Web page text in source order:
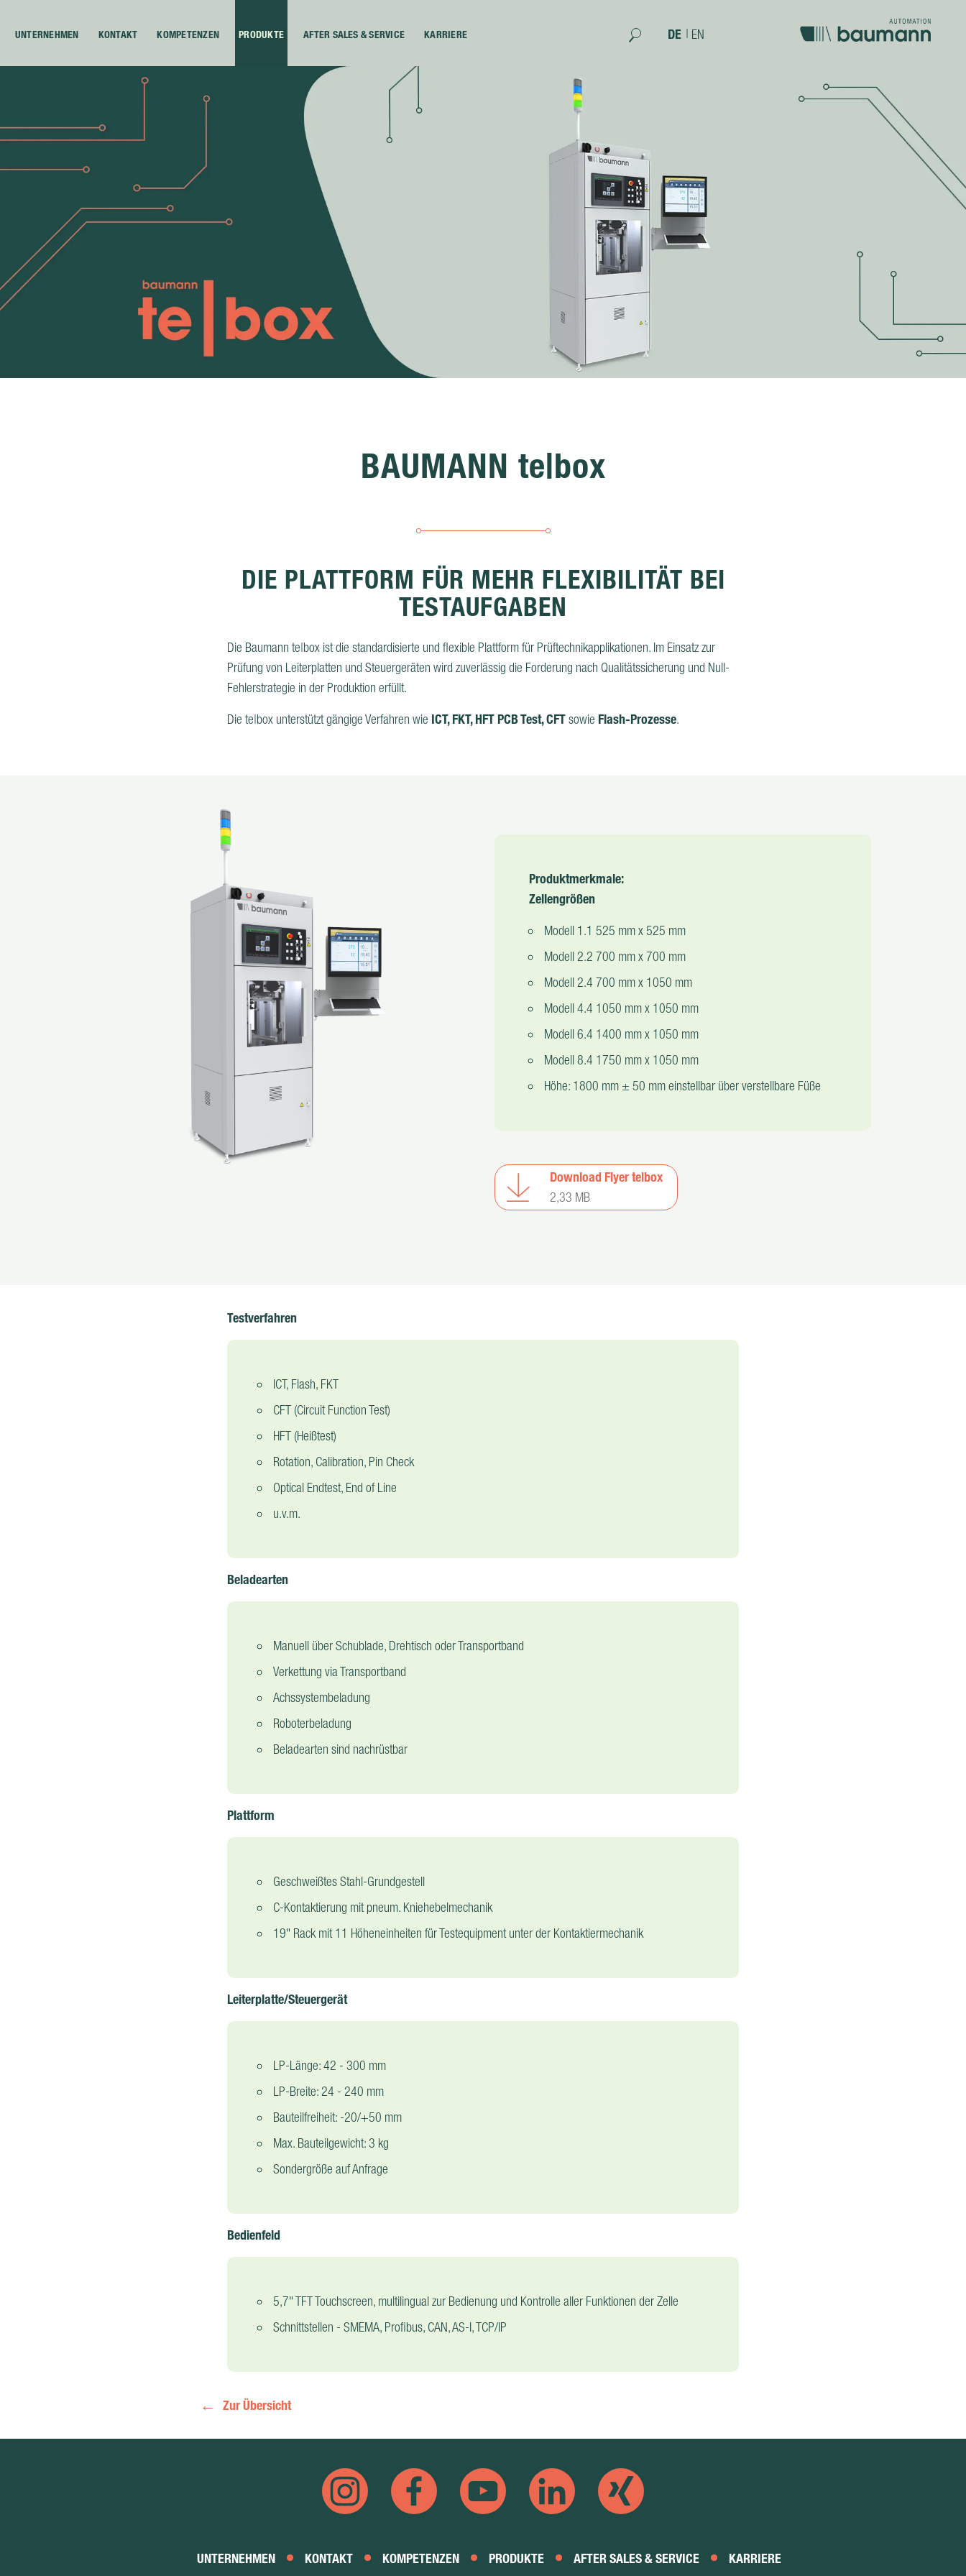
UNTERNEHMEN KONTAKT KOMPETENZEN PRODUKTE AFTER SALES & SERVICE KARRIERE DE | EN
BAUMANN te|box
DIE PLATTFORM FÜR MEHR FLEXIBILITÄT BEI
TESTAUFGABEN
Die Baumann te|box ist die standardisierte und flexible Plattform für Prüftechnikapplikationen. Im Einsatz zur
Prüfung von Leiterplatten und Steuergeräten wird zuverlässig die Forderung nach Qualitätssicherung und Null-
Fehlerstrategie in der Produktion erfüllt.
Die te|box unterstützt gängige Verfahren wie ICT, FKT, HFT PCB Test, CFTsowie Flash-Prozesse.
Produktmerkmale:
Zellengrößen
Modell 1.1 525 mm x 525 mm
Modell 2.2 700 mm x 700 mm
Modell 2.4 700 mm x 1050 mm
Modell 4.4 1050 mm x 1050 mm
Modell 6.4 1400 mm x 1050 mm
Modell 8.4 1750 mm x 1050 mm
Höhe: 1800 mm ± 50 mm einstellbar über verstellbare Füße
Download Flyer te|box
2,33 MB
Testverfahren
ICT, Flash, FKT
CFT (Circuit Function Test)
HFT (Heißtest)
Rotation, Calibration, Pin Check
Optical Endtest, End of Line
u.v.m.
Beladearten
Manuell über Schublade, Drehtisch oder Transportband
Verkettung via Transportband
Achssystembeladung
Roboterbeladung
Beladearten sind nachrüstbar
Plattform
Geschweißtes Stahl-Grundgestell
C-Kontaktierung mit pneum. Kniehebelmechanik
19" Rack mit 11 Höheneinheiten für Testequipment unter der Kontaktiermechanik
Leiterplatte/Steuergerät
LP-Länge: 42 - 300 mm
LP-Breite: 24 - 240 mm
Bauteilfreiheit: -20/+50 mm
Max. Bauteilgewicht: 3 kg
Sondergröße auf Anfrage
Bedienfeld
5,7" TFT Touchscreen, multilingual zur Bedienung und Kontrolle aller Funktionen der Zelle
Schnittstellen - SMEMA, Profibus, CAN, AS-I, TCP/IP
Zur Übersicht
UNTERNEHMEN KONTAKT KOMPETENZEN PRODUKTE AFTER SALES & SERVICE KARRIERE